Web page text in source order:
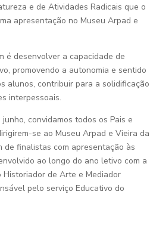
e de Atividades Radicais que o
apresentação no Museu Arpad e
é desenvolver a capacidade de
promovendo a autonomia e sentido
alunos, contribuir para a solidificação
interpessoais.
convidamos todos os Pais e
se ao Museu Arpad e Vieira da
finalistas com apresentação às
ao longo do ano letivo com a
Historiador de Arte e Mediador
pelo serviço Educativo do